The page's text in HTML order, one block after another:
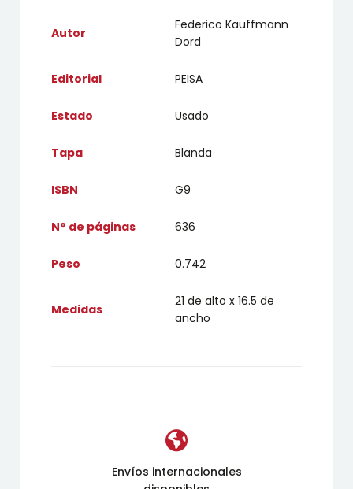
Autor
Federico Kauffmann
Dord
Editorial PEISA
Estado Usado
Tapa Blanda
ISBN G9
N° de páginas 636
Peso 0.742
Medidas
21 de alto x 16.5 de
ancho
Envíos internacionales